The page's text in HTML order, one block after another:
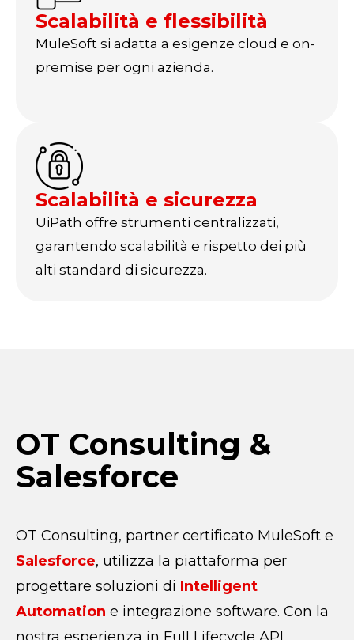
Scalabilità e flessibilità
MuleSoft si adatta a esigenze cloud e on-
premise per ogni azienda.
Scalabilità e sicurezza
UiPath offre strumenti centralizzati,
garantendo scalabilità e rispetto dei più
alti standard di sicurezza.
OT Consulting &
Salesforce
OT Consulting, partner certificato MuleSoft e
Salesforce, utilizza la piattaforma per
progettare soluzioni di Intelligent
Automation e integrazione software. Con la